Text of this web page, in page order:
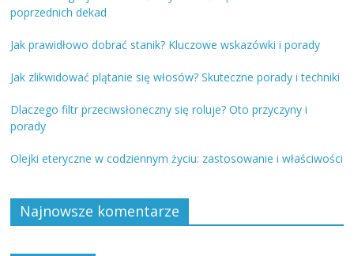
poprzednich dekad
Jak prawidłowo dobrać stanik? Kluczowe wskazówki i porady
Jak zlikwidować plątanie się włosów? Skuteczne porady i techniki
Dlaczego filtr przeciwsłoneczny się roluje? Oto przyczyny i
porady
Olejki eteryczne w codziennym życiu: zastosowanie i właściwości
Najnowsze komentarze